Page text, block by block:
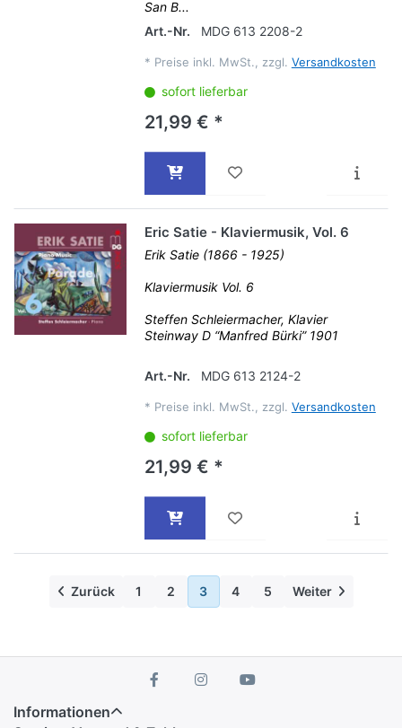
San B...
Art.-Nr.
MDG 613 2208-2
* Preise inkl. MwSt., zzgl. Versandkosten
sofort lieferbar
21,99 € *
Eric Satie - Klaviermusik, Vol. 6
Erik Satie (1866 - 1925)
Klaviermusik Vol. 6
Steffen Schleiermacher, Klavier
Steinway D “Manfred Bürki” 1901
Art.-Nr. MDG 613 2124-2
* Preise inkl. MwSt., zzgl. Versandkosten
sofort lieferbar
21,99 € *
Zurück 1 2 3 4 5 Weiter
Informationen